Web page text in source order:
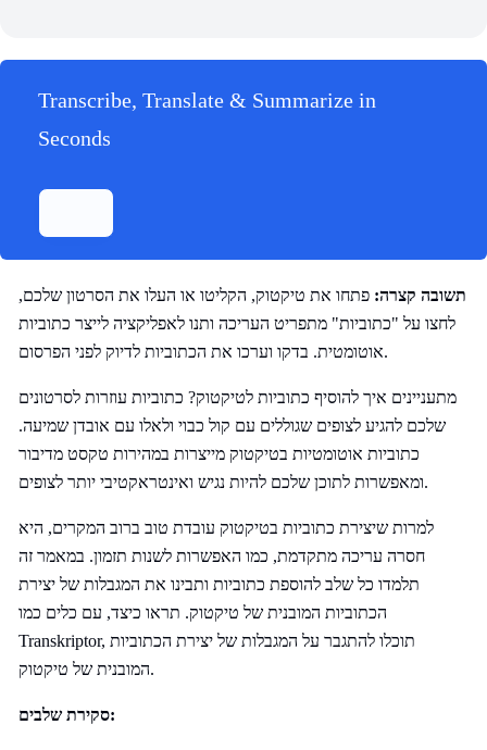
Transcribe, Translate & Summarize in
Seconds
תשובה קצרה: פתחו את טיקטוק, הקליטו או העלו את הסרטון שלכם,
לחצו על "כתוביות" מתפריט העריכה ותנו לאפליקציה לייצר כתוביות
אוטומטית. בדקו וערכו את הכתוביות לדיוק לפני הפרסום.
מתעניינים איך להוסיף כתוביות לטיקטוק? כתוביות עוזרות לסרטונים
שלכם להגיע לצופים שגוללים עם קול כבוי ולאלו עם אובדן שמיעה.
כתוביות אוטומטיות בטיקטוק מייצרות במהירות טקסט מדיבור
ומאפשרות לתוכן שלכם להיות נגיש ואינטראקטיבי יותר לצופים.
למרות שיצירת כתוביות בטיקטוק עובדת טוב ברוב המקרים, היא
חסרה עריכה מתקדמת, כמו האפשרות לשנות תזמון. במאמר זה
תלמדו כל שלב להוספת כתוביות ותבינו את המגבלות של יצירת
הכתוביות המובנית של טיקטוק. תראו כיצד, עם כלים כמו
Transkriptor, תוכלו להתגבר על המגבלות של יצירת הכתוביות
המובנית של טיקטוק.
סקירת שלבים: